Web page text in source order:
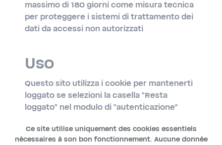
massimo di 180 giorni come misura tecnica
per proteggere i sistemi di trattamento dei
dati da accessi non autorizzati
Uso
Questo sito utilizza i cookie per mantenerti
loggato se selezioni la casella "Resta
loggato" nel modulo di "autenticazione"
Ce site utilise uniquement des cookies essentiels
nécessaires à son bon fonctionnement. Aucune donnée